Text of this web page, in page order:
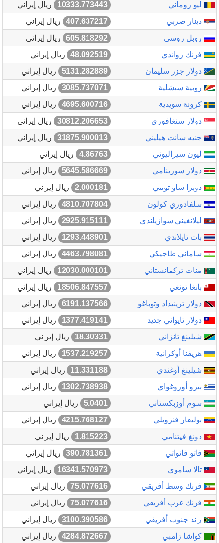
ليو روماني
10333.773443
ريال إيراني
دينار صربي
407.637217
ريال إيراني
روبل روسي
605.818292
ريال إيراني
فرنك رواندي
48.092519
ريال إيراني
دولار جزر سليمان
5131.282889
ريال إيراني
روبية سيشلية
3085.737071
ريال إيراني
كرونة سويدية
4695.600716
ريال إيراني
دولار سنغافوري
30812.206653
ريال إيراني
جنيه سانت هيليني
31875.900013
ريال إيراني
ليون سيراليوني
4.86763
ريال إيراني
دولار سورينامي
5645.586669
ريال إيراني
دوبرا ساو تومي
2.000181
ريال إيراني
سلفادوري كولون
4810.707804
ريال إيراني
ليلانغيني سوازيلندي
2925.915111
ريال إيراني
بات تايلاندي
1293.448901
ريال إيراني
ساماني طاجيكي
4463.798081
ريال إيراني
منات تركمانستاني
12030.000101
ريال إيراني
بانغا تونغي
18506.847557
ريال إيراني
دولار ترينيداد وتوباغو
6191.137566
ريال إيراني
دولار تايواني جديد
1377.419141
ريال إيراني
شيلينغ تانزاني
18.30331
ريال إيراني
هريفنا أوكرانية
1537.219257
ريال إيراني
شيلينغ أوغندي
11.331188
ريال إيراني
بيزو أوروغواي
1302.738938
ريال إيراني
سوم أوزبكستاني
5.0401
ريال إيراني
بوليفار فنزويلي
4215.768127
ريال إيراني
دونغ فيتنامي
1.815223
ريال إيراني
فاتو فانواتي
390.781361
ريال إيراني
تالا ساموي
16341.570973
ريال إيراني
فرنك وسط أفريقي
75.077616
ريال إيراني
فرنك غرب أفريقي
75.077616
ريال إيراني
راند جنوب أفريقي
3100.390586
ريال إيراني
كواشا زامبي
4284.872667 ريال إيراني